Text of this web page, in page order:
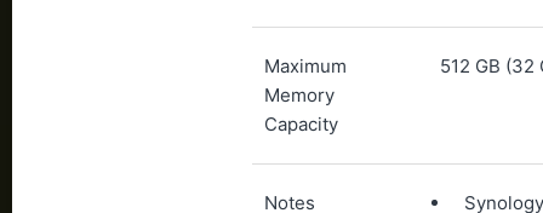
Maximum
Memory
Capacity
512 GB (32
Notes